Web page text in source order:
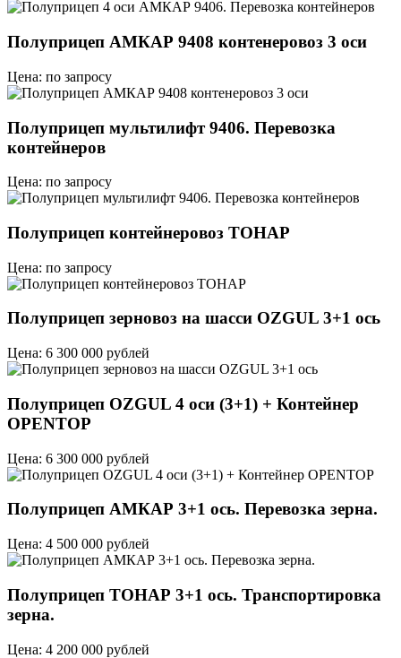
Полуприцеп АМКАР 9408 контенеровоз 3 оси
Цена: по запросу
Полуприцеп мультилифт 9406. Перевозка
контейнеров
Цена: по запросу
Полуприцеп контейнеровоз ТОНАР
Цена: по запросу
Полуприцеп зерновоз на шасси OZGUL 3+1 ось
Цена: 6 300 000 рублей
Полуприцеп OZGUL 4 оси (3+1) + Контейнер
OPENTOP
Цена: 6 300 000 рублей
Полуприцеп АМКАР 3+1 ось. Перевозка зерна.
Цена: 4 500 000 рублей
Полуприцеп ТОНАР 3+1 ось. Транспортировка
зерна.
Цена: 4 200 000 рублей